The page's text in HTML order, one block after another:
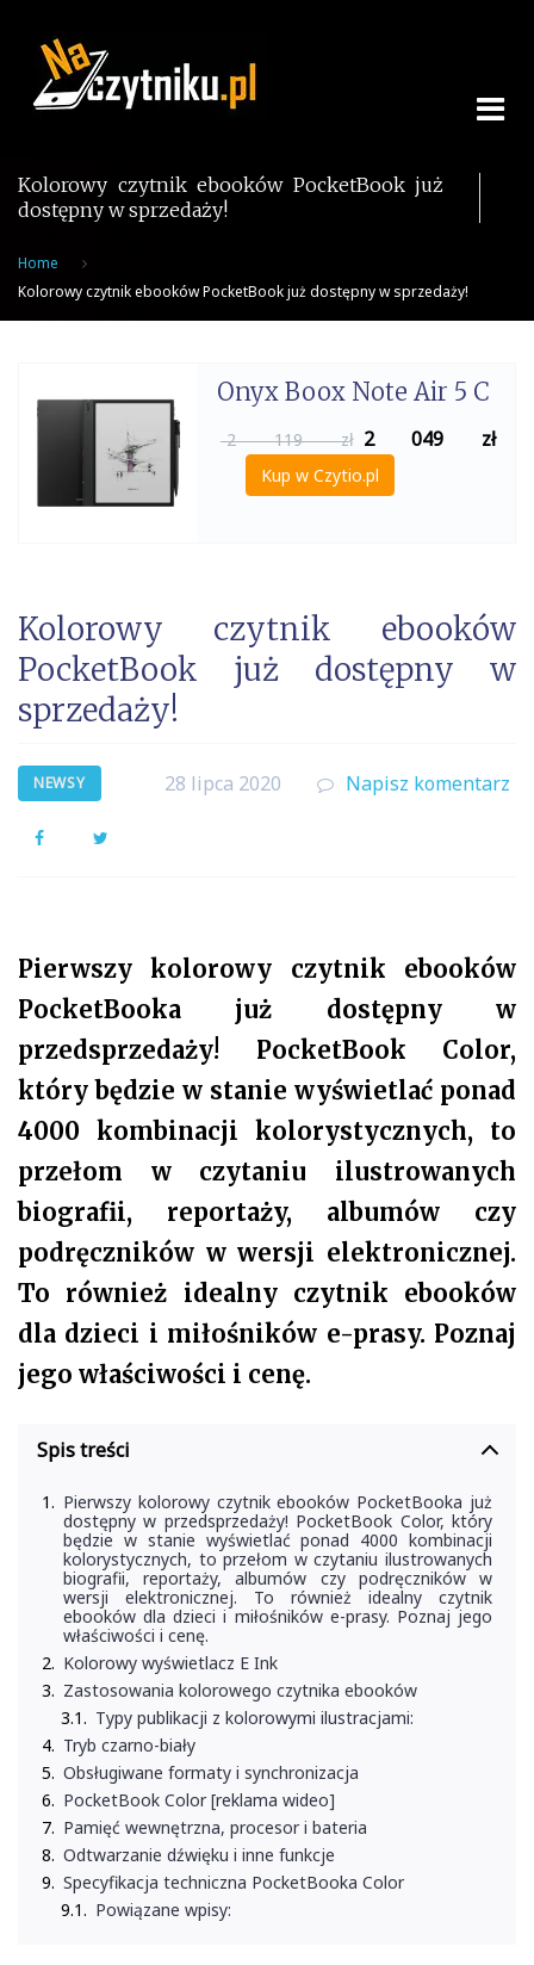
content
Kolorowy czytnik ebooków PocketBook już
dostępny w sprzedaży!
Home
Kolorowy czytnik ebooków PocketBook już dostępny w sprzedaży!
Onyx Boox Note Air 5 C
2 119 zł 2 049 zł
Kup w Czytio.pl
Kolorowy czytnik ebooków
PocketBook już dostępny w
sprzedaży!
NEWSY 28 lipca 2020 Napisz komentarz
Facebook
Pierwszy kolorowy czytnik ebooków
PocketBooka już dostępny w
przedsprzedaży! PocketBook Color,
który będzie w stanie wyświetlać ponad
4000 kombinacji kolorystycznych, to
przełom w czytaniu ilustrowanych
biografii, reportaży, albumów czy
podręczników w wersji elektronicznej.
To również idealny czytnik ebooków
dla dzieci i miłośników e-prasy. Poznaj
jego właściwości i cenę.
Spis treści
Pierwszy kolorowy czytnik ebooków PocketBooka już
dostępny w przedsprzedaży! PocketBook Color, który
będzie w stanie wyświetlać ponad 4000 kombinacji
kolorystycznych, to przełom w czytaniu ilustrowanych
biografii, reportaży, albumów czy podręczników w
wersji elektronicznej. To również idealny czytnik
ebooków dla dzieci i miłośników e-prasy. Poznaj jego
właściwości i cenę.
Kolorowy wyświetlacz E Ink
Zastosowania kolorowego czytnika ebooków
Typy publikacji z kolorowymi ilustracjami:
Tryb czarno-biały
Obsługiwane formaty i synchronizacja
PocketBook Color [reklama wideo]
Pamięć wewnętrzna, procesor i bateria
Odtwarzanie dźwięku i inne funkcje
Specyfikacja techniczna PocketBooka Color
Powiązane wpisy: